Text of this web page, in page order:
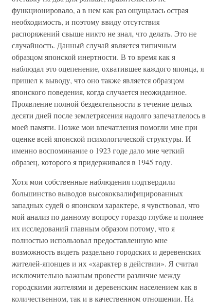
функционировало, а в нем как раз ощущалась острая
необходимость, и поэтому ввиду отсутствия
распоряжений свыше никто не знал, что делать. Это не
случайность. Данный случай является типичным
образцом японской инертности. В то время как я
наблюдал это оцепенение, охватившее каждого японца, я
пришел к выводу, что оно также является образцом
японского поведения, когда случается неожиданное.
Проявление полной бездеятельности в течение целых
десяти дней после землетрясения надолго запечатлелось в
моей памяти. Позже мои впечатления помогли мне при
оценке всей японской психологической структуры. И
именно воспоминание о 1923 годе дало мне четкий
образец, которого я придерживался в 1945 году.
Хотя мои собственные наблюдения подтвердили
большинство выводов высококвалифицированных
западных судей о японском характере, я чувствовал, что
мой анализ по данному вопросу гораздо глубже и полнее
их исследований главным образом потому, что я
полностью использовал предоставленную мне
возможность видеть раздельно городских и деревенских
жителей-японцев и их «характер в действии». Я считал
исключительно важным провести различие между
городскими жителями и деревенским населением как в
количественном, так и в качественном отношении. На